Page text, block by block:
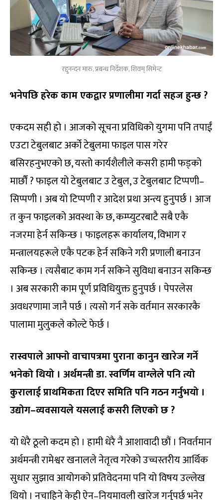
रद्दुनन्दन मारु, प्रबन्ध निर्देशक, शिवम् सिमेन्ट
भनेपछि हरेक काम एकद्वार प्रणालीमा गर्दा सहज हुन्छ ?
एकदम सही हो । आजको सूचना प्रविधिको युगमा पनि तपाईं
एउटा टेबुलबाट अर्को टेबुलमा फाइल पास गरेर
बसिरहनुभएको छ, यस्तो कार्यशैलीले कसरी हामी फड्को
मार्छौं ? फाइल यो टेबुलबाट उ टेबुल, उ टेबुलबाट टिप्पणी–
सिप्पणी । अब यो टिप्पणी र आदेश प्रथा अन्त्य हुनुपर्छ । आज
त कुन फाइलको अवस्था के छ, कम्प्युटरबाटै सबै एकै
नजरमा हेर्न सकिन्छ । फाइलहरू कार्यालय, विभाग र
मन्त्रालयहरूले एकै पटक हेर्न सकिने गरी प्रणाली बनाउन
सकिन्छ । त्यसैबाट काम गर्न सकिने सुविधा बनाउन सकिन्छ
। अब सरकारी काम पूर्ण प्रविधियुक्त हुनुपर्छ । पेपरलेस
अवधरणामा जानै पर्छ । त्यसो गर्न सके वर्तमान सरकारकै
पालामा मुलुकले कोल्टे फेर्छ ।
रास्वपाले आफ्नो वाचापत्रमा पुराना कानुन खारेज गर्ने
भनेको थियो । अर्थमन्त्री डा. स्वर्णिम वाग्लेले पनि त्यो
कुरालाई प्राथमिकता दिएर समिति पनि गठन गर्नुभयो ।
उद्योग–व्यवसायले यसलाई कसरी लिएको छ ?
यो धेरै ठूलो कदम हो । हामी धेरै नै आशावादी छौं । निवर्तमान
अर्थमन्त्री रामेश्वर खनालले नेतृत्व गरेको उच्चस्तरीय आर्थिक
सुधार सुझाव आयोगको प्रतिवेदनमा पनि यो विषय उल्लेख
थियो । नचाहिने केही ऐन–नियमावली खारेज गर्नुपर्छ भनेर